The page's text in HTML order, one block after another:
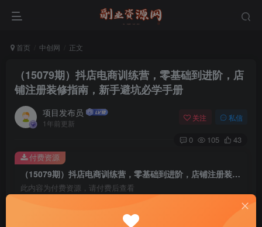
首页 中创网 正文
（15079期）抖店电商训练营，零基础到进阶，店
铺注册装修指南，新手避坑必学手册
项目发布员
1年前更新
关注 私信
0 105 43
（15079期）抖店电商训练营，零基础到进阶，店铺注册装修指南，新手避坑必学手册
此内容为付费资源，请付费后查看
￥4
付费资源